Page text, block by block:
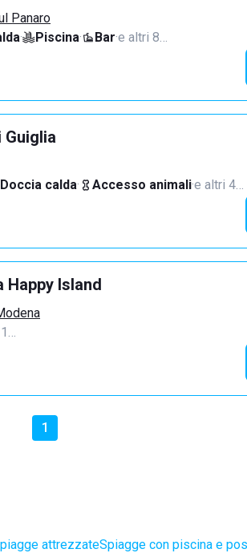
Panaro
· Piscina· Bar·e altri 8…
Guiglia
Doccia calda· Accesso animali·e altri 4…
Happy Island
1
attrezzateSpiagge con piscina e